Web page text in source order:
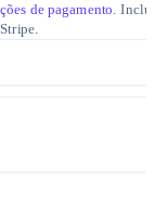
de pagamento. Inclui